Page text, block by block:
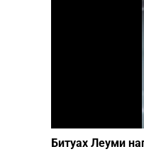
Битуах Леуми